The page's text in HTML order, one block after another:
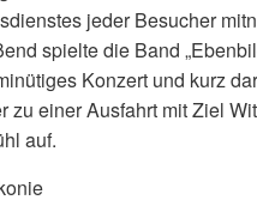
jeder Besucher
spielte die Band
Konzert und kurz
zu einer Ausfahrt mit Ziel
auf.